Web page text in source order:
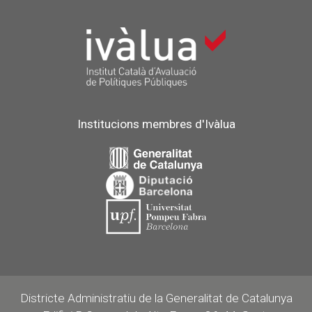
Institucions membres d'Ivàlua
Districte Administratiu de la Generalitat de Catalunya